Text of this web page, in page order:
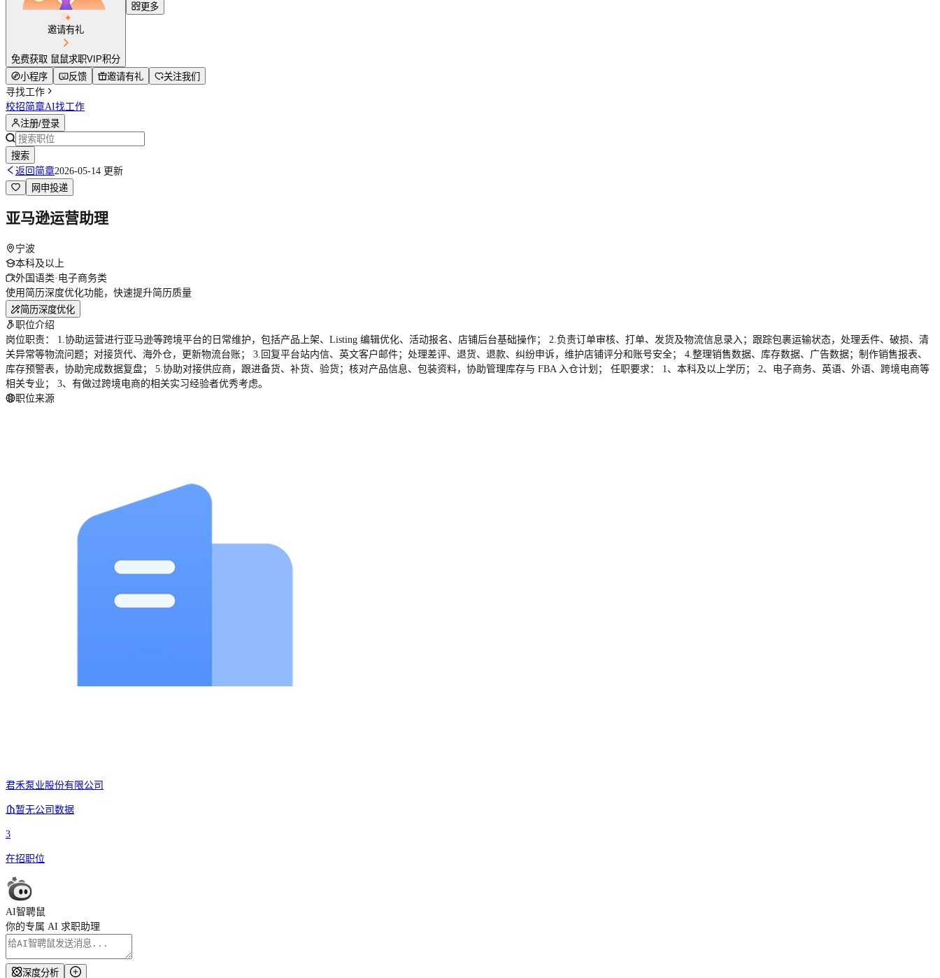
邀请有礼
免费获取 鼠鼠求职VIP积分
更多
小程序 反馈 邀请有礼
关注我们
寻找工作
校招简章AI找工作
注册/登录
搜索
返回简章2026-05-14 更新
网申投递
亚马逊运营助理
宁波
本科及以上
外国语类·电子商务类
使用简历深度优化功能，快速提升简历质量
简历深度优化
职位介绍
岗位职责： 1.协助运营进行亚马逊等跨境平台的日常维护，包括产品上架、Listing 编辑优化、活动报名、店铺后台基础操作； 2.负责订单审核、打单、发货及物流信息录入；跟踪包裹运输状态，处理丢件、破损、清
关异常等物流问题；对接货代、海外仓，更新物流台账； 3.回复平台站内信、英文客户邮件；处理差评、退货、退款、纠纷申诉，维护店铺评分和账号安全； 4.整理销售数据、库存数据、广告数据；制作销售报表、
库存预警表，协助完成数据复盘； 5.协助对接供应商，跟进备货、补货、验货；核对产品信息、包装资料，协助管理库存与 FBA 入仓计划； 任职要求： 1、本科及以上学历； 2、电子商务、英语、外语、跨境电商等
相关专业； 3、有做过跨境电商的相关实习经验者优秀考虑。
职位来源
君禾泵业股份有限公司
暂无公司数据
3
在招职位
AI智聘鼠
你的专属 AI 求职助理
深度分析